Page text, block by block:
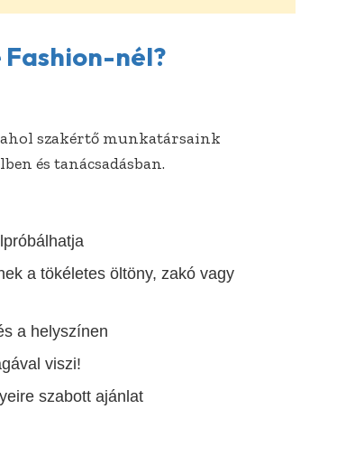
Fashion-nél?
szakértő munkatársaink
és tanácsadásban.
a tökéletes öltöny, zakó vagy
a helyszínen
viszi!
szabott ajánlat